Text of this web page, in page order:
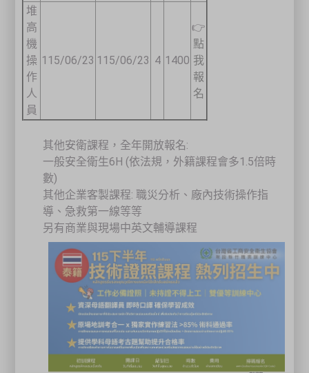
堆
高
機
操
作
人
員
115/06/23 115/06/23 4 1400
👉
點
我
報
名
其他安衛課程，全年開放報名:
一般安全衛生6H (依法規，外籍課程會多1.5倍時
數)
其他企業客製課程: 職災分析、廠內技術操作指
導、急救第一線等等
另有商業與現場中英文輔導課程